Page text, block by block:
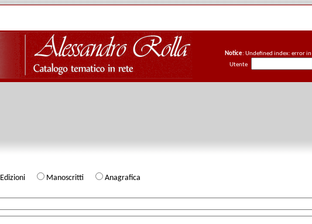
Notice: Undefined index: error in
Utente
Edizioni Manoscritti Anagrafica